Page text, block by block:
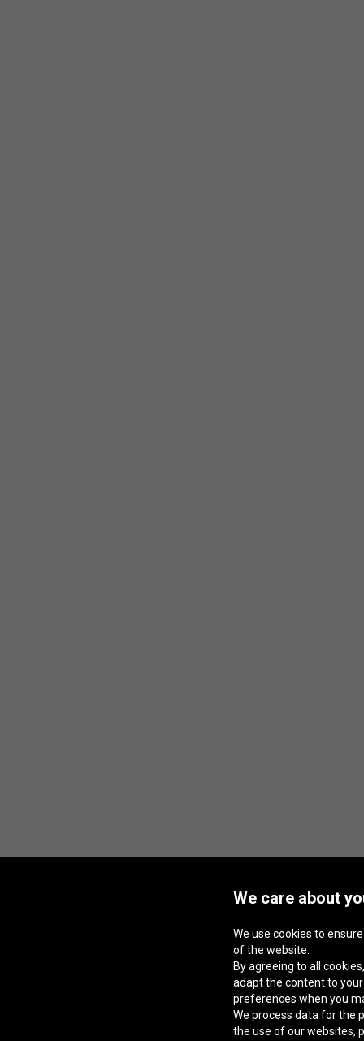
We care about
We use cookies to
of the website.
By agreeing to all
adapt the content to
preferences when you
We process data for the
the use of our websites,